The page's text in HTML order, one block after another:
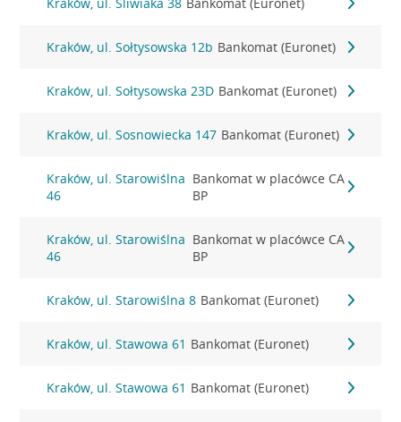
Kraków, ul. Sołtysowska 12b Bankomat (Euronet)
Kraków, ul. Sołtysowska 23D Bankomat (Euronet)
Kraków, ul. Sosnowiecka 147 Bankomat (Euronet)
Kraków, ul. Starowiślna
46
Bankomat w placówce CA
BP
Kraków, ul. Starowiślna
46
Bankomat w placówce CA
BP
Kraków, ul. Starowiślna 8 Bankomat (Euronet)
Kraków, ul. Stawowa 61 Bankomat (Euronet)
Kraków, ul. Stawowa 61 Bankomat (Euronet)